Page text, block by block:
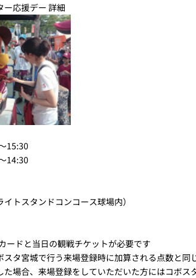
応援デー 詳細
15:30
14:30
トスタンドコンコース球場内）
ードと当日の観戦チケットが必要です
スタ宮城で行う来場登録時に加算される点数と同
た場合、来場登録をしていただいた方にはコボ